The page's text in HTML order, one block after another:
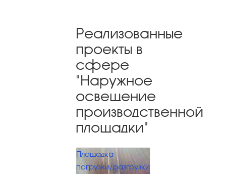
Реализованные
проекты в
сфере
"Наружное
освещение
производственной
площадки"
Площадка
погрузки/разгрузки